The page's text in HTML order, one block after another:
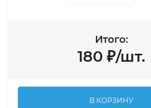
Итого:
180 ₽/шт.
В КОРЗИНУ